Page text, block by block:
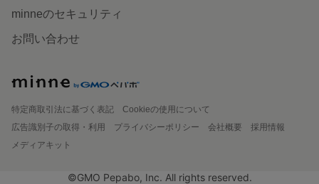
minneのセキュリティ
お問い合わせ
特定商取引法に基づく表記
Cookieの使用について
広告識別子の取得・利用
プライバシーポリシー 会社概要
採用情報
メディアキット
©GMO Pepabo, Inc. All rights reserved.